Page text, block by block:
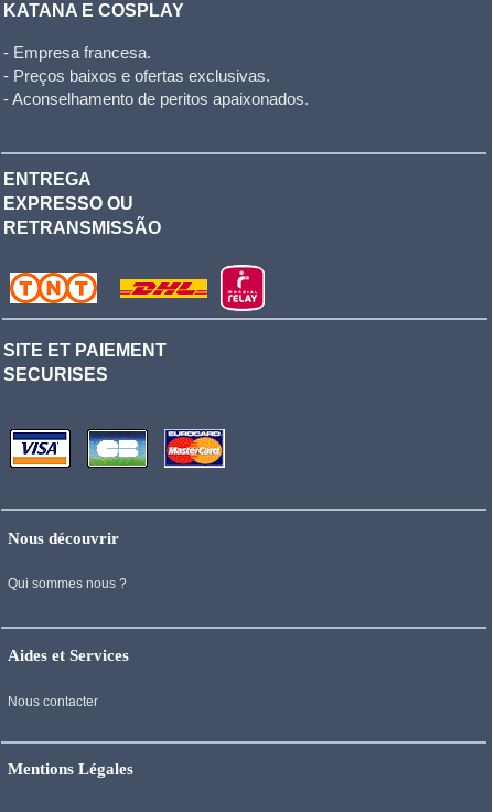
KATANA E COSPLAY
- Empresa francesa.
- Preços baixos e ofertas exclusivas.
- Aconselhamento de peritos apaixonados.
ENTREGA
EXPRESSO OU
RETRANSMISSÃO
SITE ET PAIEMENT
SECURISES
Nous découvrir
Qui sommes nous ?
Aides et Services
Nous contacter
Mentions Légales